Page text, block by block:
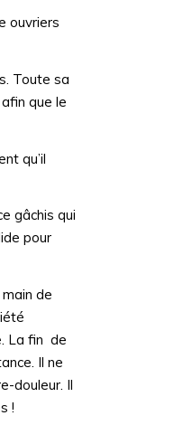
ouvriers
Toute sa
que le
qu’il
gâchis qui
pour
de
La fin de
Il ne
douleur. Il
!